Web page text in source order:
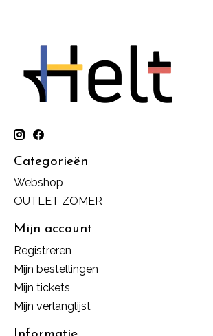
Categorieën
Webshop
OUTLET ZOMER
Mijn account
Registreren
Mijn bestellingen
Mijn tickets
Mijn verlanglijst